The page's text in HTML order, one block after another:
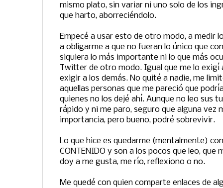
mismo plato, sin variar ni uno solo de los
que harto, aborreciéndolo.
Empecé a usar esto de otro modo, a medir
a obligarme a que no fueran lo único que
siquiera lo más importante ni lo que más
Twitter de otro modo. Igual que me lo exigí
exigir a los demás. No quité a nadie, me
aquellas personas que me pareció que
quienes no los dejé ahí. Aunque no leo sus
rápido y ni me paro, seguro que alguna vez
importancia, pero bueno, podré sobrevivir.
Lo que hice es quedarme (mentalmente)
CONTENIDO y son a los pocos que leo, que
doy a me gusta, me río, reflexiono o no.
Me quedé con quien comparte enlaces de